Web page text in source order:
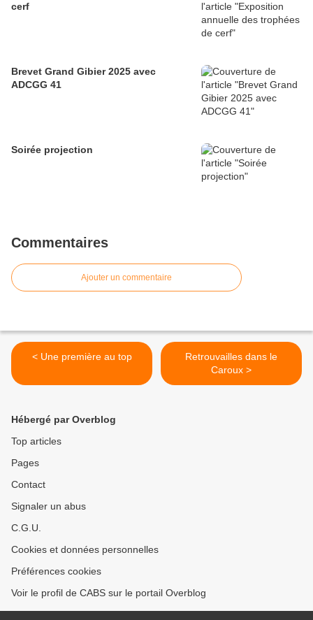
cerf
Brevet Grand Gibier 2025 avec
ADCGG 41
Soirée projection
Commentaires
Ajouter un commentaire
< Une première au top
Retrouvailles dans le
Caroux >
Hébergé par Overblog
Top articles
Pages
Contact
Signaler un abus
C.G.U.
Cookies et données personnelles
Préférences cookies
Voir le profil de CABS sur le portail Overblog